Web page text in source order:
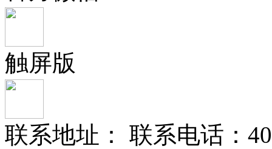
触屏版
联系地址： 联系电话：